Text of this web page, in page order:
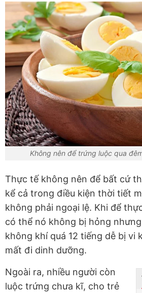
Không nên để trứng luộc qua
Thực tế không nên để bất cứ
kể cả trong điều kiện thời tiết
không phải ngoại lệ. Khi để
có thể nó không bị hỏng
không khí quá 12 tiếng dễ bị vi
mất đi dinh dưỡng.
Ngoài ra, nhiều người còn
luộc trứng chưa kĩ, cho trẻ